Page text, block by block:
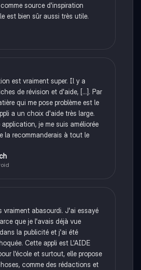
source d'inspiration
est bien sûr aussi très utile.
est vraiment super. Il y a
de révision et d'aide, [...]. Par
qui me pose problème est le
a un choix d'aide très large.
je me suis améliorée
la recommanderais à tout le
vraiment abasourdi. J'ai essayé
que je l'avais déjà vue
la publicité et j'ai été
Cette appli est L'AIDE
l'école et surtout, elle propose
comme des rédactions et